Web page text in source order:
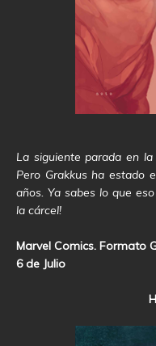
La siguiente parada en
Pero Grakkus ha estado
años. Ya sabes lo que
la cárcel!
Marvel Comics. Formato
6 de Julio